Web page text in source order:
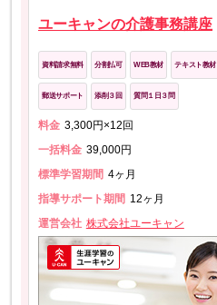
ユーキャンの介護事務講座
資料請求無料 分割払可 WEB教材 テキスト教材
郵送サポート 添削３回 質問１日３問
料金 3,300円×12回
一括料金 39,000円
標準学習期間 4ヶ月
指導サポート期間 12ヶ月
運営会社 株式会社ユーキャン